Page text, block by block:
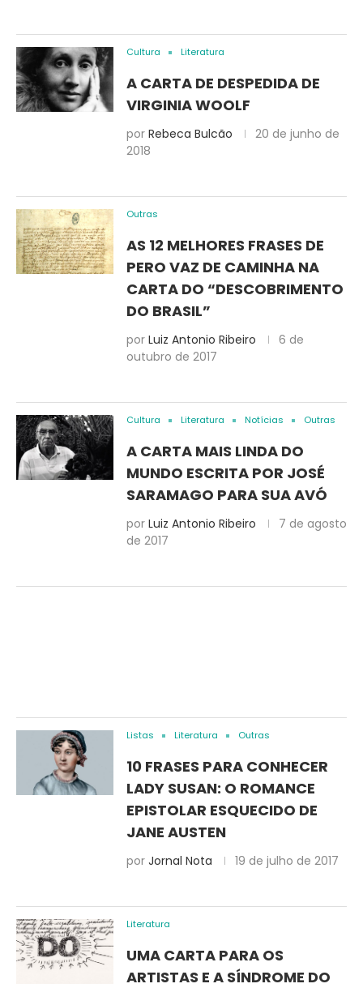
Cultura Literatura
A CARTA DE DESPEDIDA DE
VIRGINIA WOOLF
por Rebeca Bulcão
20 de junho de
2018
Outras
AS 12 MELHORES FRASES DE
PERO VAZ DE CAMINHA NA
CARTA DO “DESCOBRIMENTO
DO BRASIL”
por Luiz Antonio Ribeiro
6 de
outubro de 2017
Cultura Literatura Notícias Outras
A CARTA MAIS LINDA DO
MUNDO ESCRITA POR JOSÉ
SARAMAGO PARA SUA AVÓ
por Luiz Antonio Ribeiro
7 de agosto
de 2017
Listas Literatura Outras
10 FRASES PARA CONHECER
LADY SUSAN: O ROMANCE
EPISTOLAR ESQUECIDO DE
JANE AUSTEN
por Jornal Nota 19 de julho de 2017
Literatura
UMA CARTA PARA OS
ARTISTAS E A SÍNDROME DO